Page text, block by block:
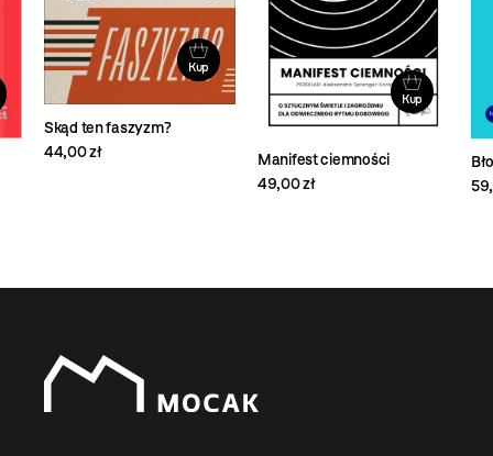
Kup
Skąd ten faszyzm?
44,00 zł
Kup
Manifest ciemności
49,00 zł